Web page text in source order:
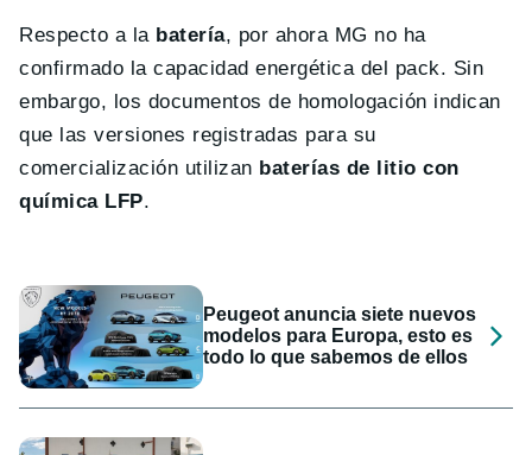
Respecto a la batería, por ahora MG no ha
confirmado la capacidad energética del pack. Sin
embargo, los documentos de homologación indican
que las versiones registradas para su
comercialización utilizan baterías de litio con
química LFP.
Peugeot anuncia siete nuevos
modelos para Europa, esto es
todo lo que sabemos de ellos